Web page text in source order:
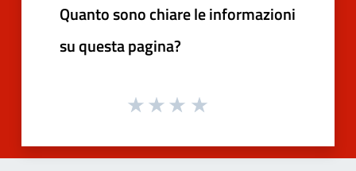
Quanto sono chiare le informazioni
su questa pagina?